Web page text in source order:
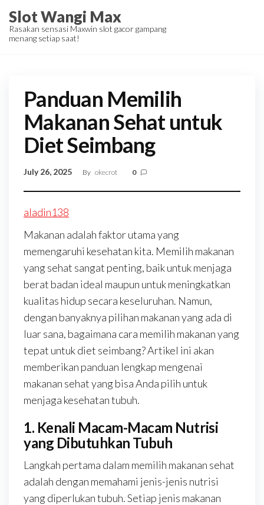
to
the
Slot Wangi Max
Rasakan sensasi Maxwin slot gacor gampang
menang setiap saat!
Panduan Memilih
Makanan Sehat untuk
Diet Seimbang
July 26, 2025 By okecrot 0
aladin138
Makanan adalah faktor utama yang
memengaruhi kesehatan kita. Memilih makanan
yang sehat sangat penting, baik untuk menjaga
berat badan ideal maupun untuk meningkatkan
kualitas hidup secara keseluruhan. Namun,
dengan banyaknya pilihan makanan yang ada di
luar sana, bagaimana cara memilih makanan yang
tepat untuk diet seimbang? Artikel ini akan
memberikan panduan lengkap mengenai
makanan sehat yang bisa Anda pilih untuk
menjaga kesehatan tubuh.
1. Kenali Macam-Macam Nutrisi
yang Dibutuhkan Tubuh
Langkah pertama dalam memilih makanan sehat
adalah dengan memahami jenis-jenis nutrisi
yang diperlukan tubuh. Setiap jenis makanan